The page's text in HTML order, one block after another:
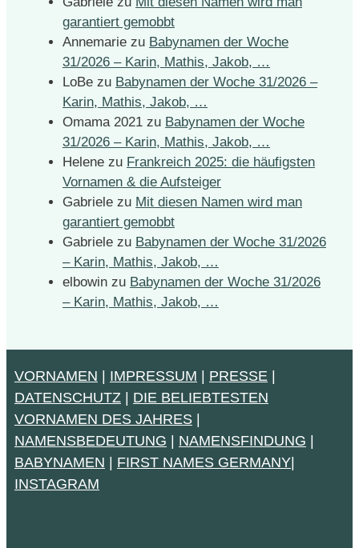
garantiert gemobbt
Annemarie zu Babynamen der Woche
31/2026 – Karin, Mathis, Jakob, …
LoBe zu Babynamen der Woche 31/2026 –
Karin, Mathis, Jakob, …
Omama 2021 zu Babynamen der Woche
31/2026 – Karin, Mathis, Jakob, …
Helene zu Frankreich 2025: die häufigsten
Vornamen & die Aufsteiger
Gabriele zu Mit diesen Namen wird man
garantiert gemobbt
Gabriele zu Babynamen der Woche 31/2026
– Karin, Mathis, Jakob, …
elbowin zu Babynamen der Woche 31/2026
– Karin, Mathis, Jakob, …
VORNAMEN IMPRESSUM PRESSE
DATENSCHUTZ
DIE BELIEBTESTEN
VORNAMEN DES JAHRES
NAMENSBEDEUTUNG
NAMENSFINDUNG
BABYNAMEN
FIRST NAMES GERMANY
INSTAGRAM